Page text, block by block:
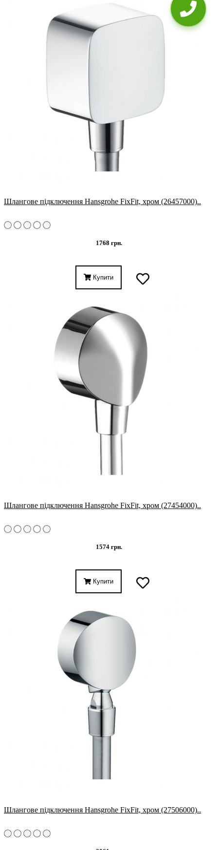
Шлангове підключення Hansgrohe FixFit, хром (26457000)..
1768 грн.
Купити
Шлангове підключення Hansgrohe FixFit, хром (27454000)..
1574 грн.
Купити
Шлангове підключення Hansgrohe FixFit, хром (27506000)..